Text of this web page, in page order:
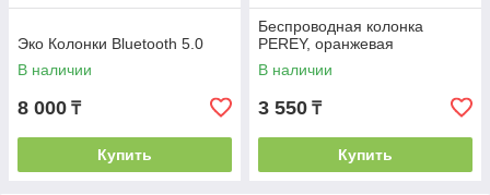
Эко Колонки Bluetooth 5.0
В наличии
8 000 ₸
Купить
Беспроводная колонка
PEREY, оранжевая
В наличии
3 550 ₸
Купить